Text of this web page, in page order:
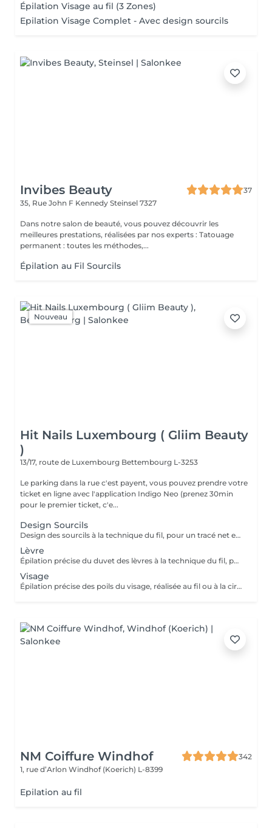
Épilation Visage au fil (3 Zones)
Epilation Visage Complet - Avec design sourcils
Invibes Beauty
37
35, Rue John F Kennedy Steinsel 7327
Dans notre salon de beauté, vous pouvez découvrir les
meilleures prestations, réalisées par nos experts : Tatouage
permanent : toutes les méthodes,...
Épilation au Fil Sourcils
Nouveau
Hit Nails Luxembourg ( Gliim Beauty
)
13/17, route de Luxembourg Bettembourg L-3253
Le parking dans la rue c'est payent, vous pouvez prendre votre
ticket en ligne avec l'application Indigo Neo (prenez 30min
pour le premier ticket, c'e...
Design Sourcils
Design des sourcils à la technique du fil, pour un tracé net et harmonieux. Le service comprend la définition de la forme adaptée à votre visage, pour un résultat naturel et parfaitement structuré.
Lèvre
Épilation précise du duvet des lèvres à la technique du fil, pour un contour net et lisse. Le service assure un résultat délicat, confortable et parfaitement soigné.
Visage
Épilation précise des poils du visage, réalisée au fil ou à la cire, pour un teint net et lisse. Le service inclut la préparation et le soin de la peau, assurant un résultat confortable, soigné et durable.
NM Coiffure Windhof
342
1, rue d’Arlon Windhof (Koerich) L-8399
Epilation au fil